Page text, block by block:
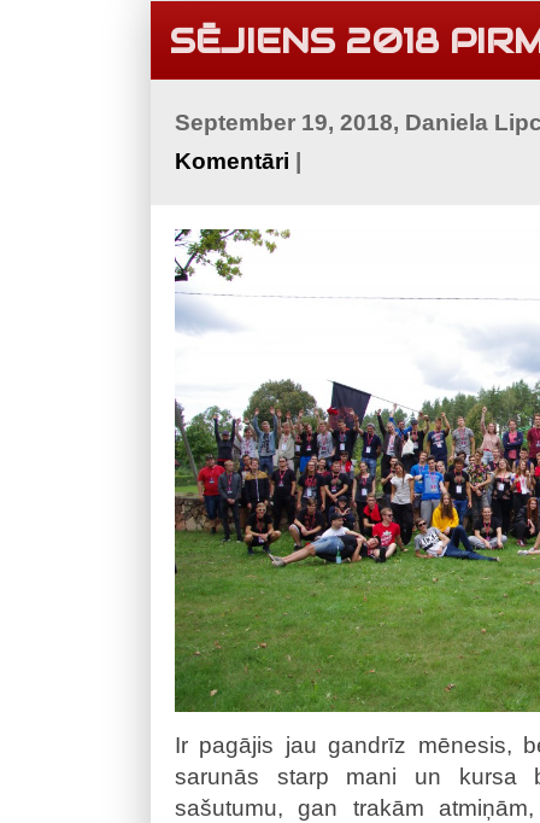
SĒJIENS 2018
September 19, 2018, Daniela
Komentāri |
Ir pagājis jau gandrīz mēnesis,
sarunās starp mani un kursa
sašutumu, gan trakām